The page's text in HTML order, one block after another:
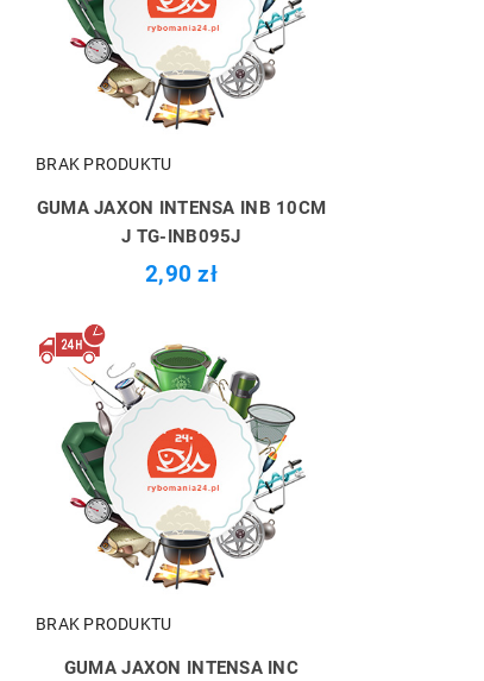
BRAK PRODUKTU
GUMA JAXON INTENSA INB 10CM
J TG-INB095J
2,90 zł
BRAK PRODUKTU
GUMA JAXON INTENSA INC